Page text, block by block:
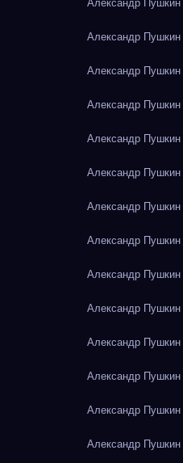
Александр
Александр
Александр
Александр
Александр
Александр
Александр
Александр
Александр
Александр
Александр
Александр
Александр
Александр